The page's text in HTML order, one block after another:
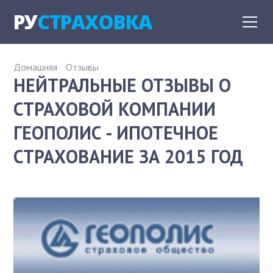
РУСТРАХОВКА
Домашняя Отзывы
НЕЙТРАЛЬНЫЕ ОТЗЫВЫ О
СТРАХОВОЙ КОМПАНИИ
ГЕОПОЛИС - ИПОТЕЧНОЕ
СТРАХОВАНИЕ ЗА 2015 ГОД